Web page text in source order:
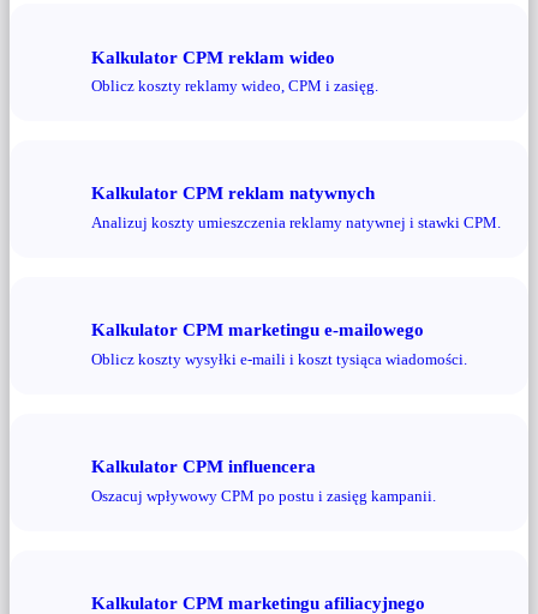
Kalkulator CPM reklam wideo
Oblicz koszty reklamy wideo, CPM i zasięg.
Kalkulator CPM reklam natywnych
Analizuj koszty umieszczenia reklamy natywnej i stawki CPM.
Kalkulator CPM marketingu e-mailowego
Oblicz koszty wysyłki e-maili i koszt tysiąca wiadomości.
Kalkulator CPM influencera
Oszacuj wpływowy CPM po postu i zasięg kampanii.
Kalkulator CPM marketingu afiliacyjnego